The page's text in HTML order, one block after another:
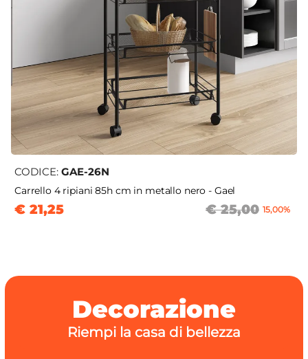
CODICE: GAE-26N
Carrello 4 ripiani 85h cm in metallo nero - Gael
€ 21,25 € 25,00 15,00%
Decorazione
Riempi la casa di bellezza